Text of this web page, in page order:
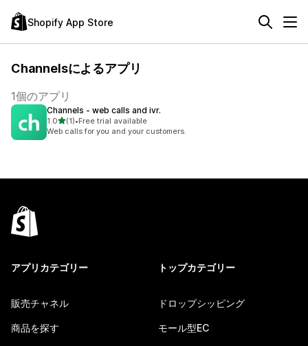
Shopify App Store
Channelsによるアプリ
1個のアプリ
Channels ‑ web calls and ivr.
1.05つ星中
(1)
合計レビュー数：1件
•Free trial available
Web calls for you and your customers.
アプリカテゴリー
販売チャネル
商品を探す
トップカテゴリー
ドロップシッピング
モール型EC